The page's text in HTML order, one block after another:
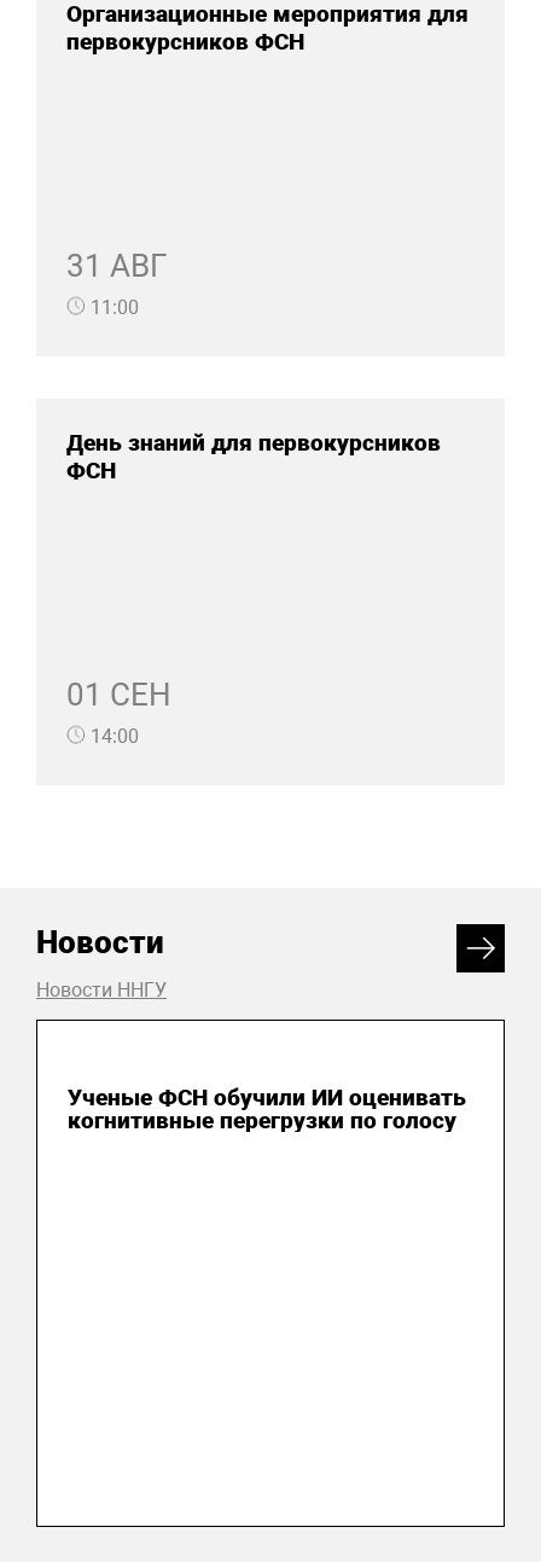
Организационные мероприятия для
первокурсников ФСН
31 АВГ
11:00
День знаний для первокурсников
ФСН
01 СЕН
14:00
Новости
Новости ННГУ
Ученые ФСН обучили ИИ оценивать
когнитивные перегрузки по голосу